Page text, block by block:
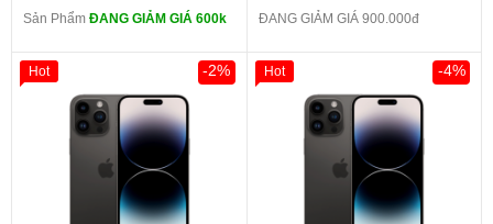
Sản Phẩm ĐANG GIẢM GIÁ 600k ĐANG GIẢM GIÁ 900.000đ
-2%
Hot -4%
Hot